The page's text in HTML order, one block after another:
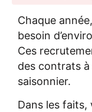
Chaque
besoin
Ces
des contrats
saisonnier.
Dans les faits,